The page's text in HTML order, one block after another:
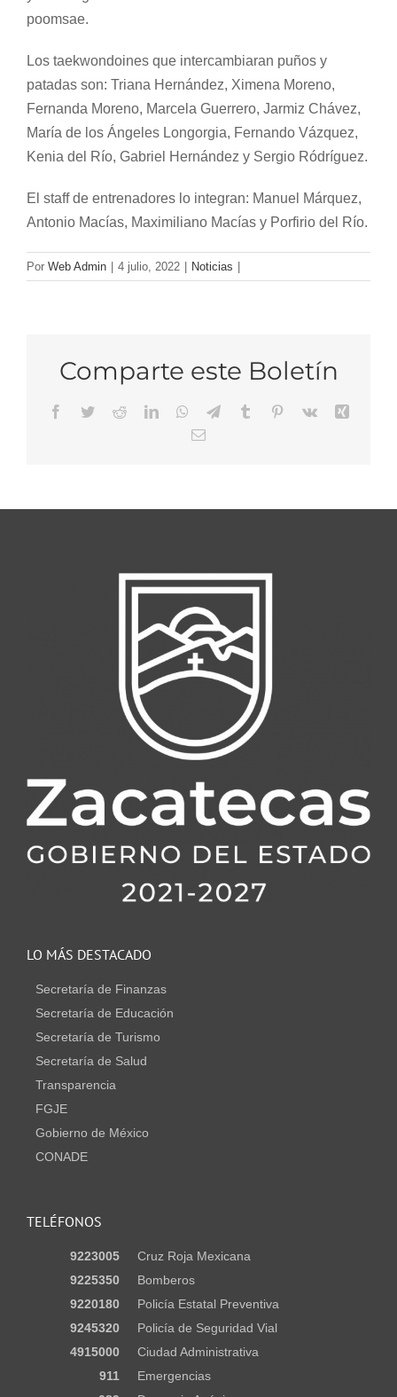
poomsae.
Los taekwondoines que intercambiaran puños y
patadas son: Triana Hernández, Ximena Moreno,
Fernanda Moreno, Marcela Guerrero, Jarmiz Chávez,
María de los Ángeles Longorgia, Fernando Vázquez,
Kenia del Río, Gabriel Hernández y Sergio Ródríguez.
El staff de entrenadores lo integran: Manuel Márquez,
Antonio Macías, Maximiliano Macías y Porfirio del Río.
Por Web Admin 4 julio, 2022 Noticias
Comparte este Boletín
Facebook
TwitterRedditLinkedInWhatsApp
TelegramTumblr Pinterest
Vk
Email
TELÉFONOS
9223005
Cruz Roja Mexicana
9225350
Bomberos
9220180
Policía Estatal Preventiva
9245320
Policía de Seguridad Vial
4915000
Ciudad Administrativa
911
Emergencias
LO MÁS DESTACADO
Secretaría de Finanzas
Secretaría de Educación
Secretaría de Turismo
Secretaría de Salud
Transparencia
FGJE
Gobierno de México
CONADE